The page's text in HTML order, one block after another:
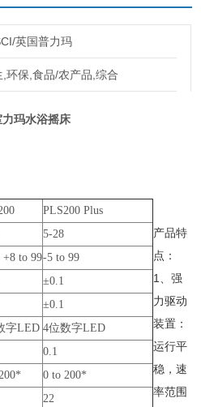
英国普力玛
,环保,食品/农产品,综合
玛水浴摇床
PLS200 Plus
5-28
+8 to 99-5 to 99
±0.1
±0.1
字LED 4位数字LED
0.1
0 to 200*
22
产品特
点：
1、强
力驱动
装置：
运行平
稳，速
率范围